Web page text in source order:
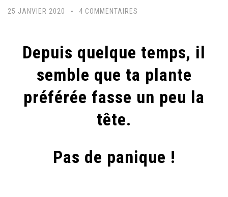
25 JANVIER 2020 4 COMMENTAIRES
PLANTE
D’INTÉRIEUR
VA
(TRÈS)
Depuis quelque temps, il
semble que ta plante
préférée fasse un peu la
tête.
Pas de panique !